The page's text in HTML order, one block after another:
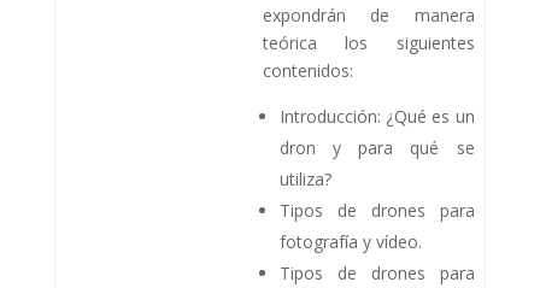
expondrán de manera
teórica los siguientes
contenidos:
Introducción: ¿Qué es un
dron y para qué se
utiliza?
Tipos de drones para
fotografía y vídeo.
Tipos de drones para